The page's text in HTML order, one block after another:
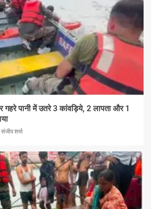
गहरे पानी में उतरे 3 कांवड़िये, 2 लापता और 1
संजीव शर्मा